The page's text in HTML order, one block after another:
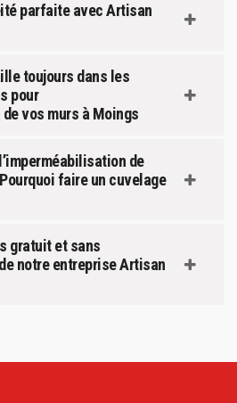
parfaite avec Artisan
toujours dans les
pour
vos murs à Moings
de
faire un cuvelage
gratuit et sans
notre entreprise Artisan